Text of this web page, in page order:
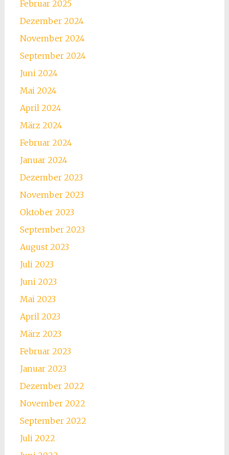
Februar 2025
Dezember 2024
November 2024
September 2024
Juni 2024
Mai 2024
April 2024
März 2024
Februar 2024
Januar 2024
Dezember 2023
November 2023
Oktober 2023
September 2023
August 2023
Juli 2023
Juni 2023
Mai 2023
April 2023
März 2023
Februar 2023
Januar 2023
Dezember 2022
November 2022
September 2022
Juli 2022